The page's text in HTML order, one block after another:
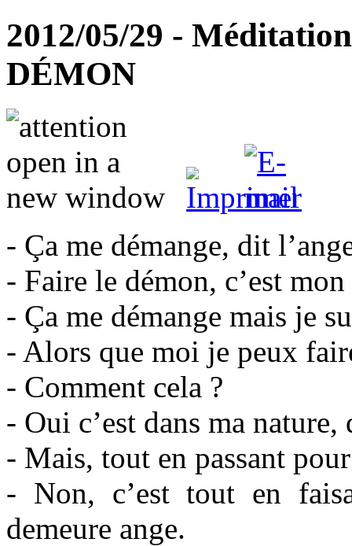
2012/05/29 -
DÉMON
- Ça me démange, dit
- Faire le démon, c’est
- Ça me démange mais je
- Alors que moi je peux
- Comment cela ?
- Oui c’est dans ma
- Mais, tout en passant
- Non, c’est tout en
demeure ange.